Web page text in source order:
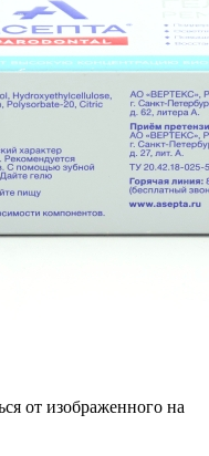
от изображенного на